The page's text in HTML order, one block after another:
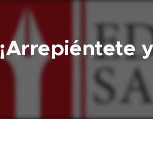
¡Arrepiéntete